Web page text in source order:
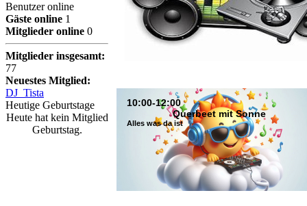
Benutzer online
Gäste online 1
Mitglieder online 0
Mitglieder insgesamt:
77
Neuestes Mitglied:
DJ_Tista
Heutige Geburtstage
Heute hat kein Mitglied
Geburtstag.
10:00-12:00
Querbeet mit Sonne
Alles was da ist